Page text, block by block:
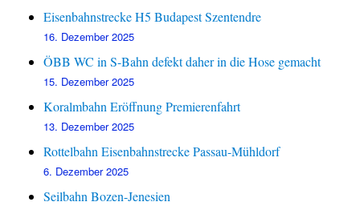
Eisenbahnstrecke H5 Budapest Szentendre
16. Dezember 2025
ÖBB WC in S-Bahn defekt daher in die Hose gemacht
15. Dezember 2025
Koralmbahn Eröffnung Premierenfahrt
13. Dezember 2025
Rottelbahn Eisenbahnstrecke Passau-Mühldorf
6. Dezember 2025
Seilbahn Bozen-Jenesien